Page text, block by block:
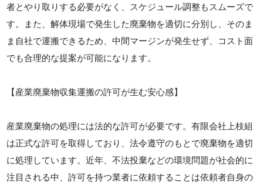
者とやり取りする必要がなく、スケジュール調整もスムーズで
す。また、解体現場で発生した廃棄物を適切に分別し、そのま
ま自社で運搬できるため、中間マージンが発生せず、コスト面
でも合理的な提案が可能になります。
【産業廃棄物収集運搬の許可が生む安心感】
産業廃棄物の処理には法的な許可が必要です。有限会社上枝組
は正式な許可を取得しており、法令遵守のもとで廃棄物を適切
に処理しています。近年、不法投棄などの環境問題が社会的に
注目される中、許可を持つ業者に依頼することは依頼者自身の